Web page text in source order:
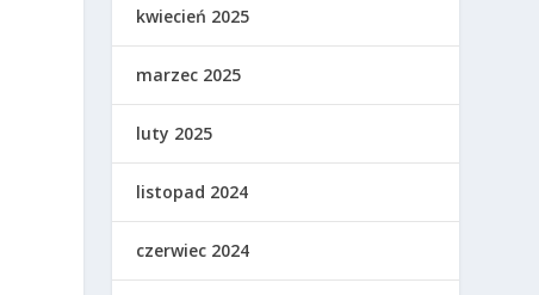
kwiecień 2025
marzec 2025
luty 2025
listopad 2024
czerwiec 2024